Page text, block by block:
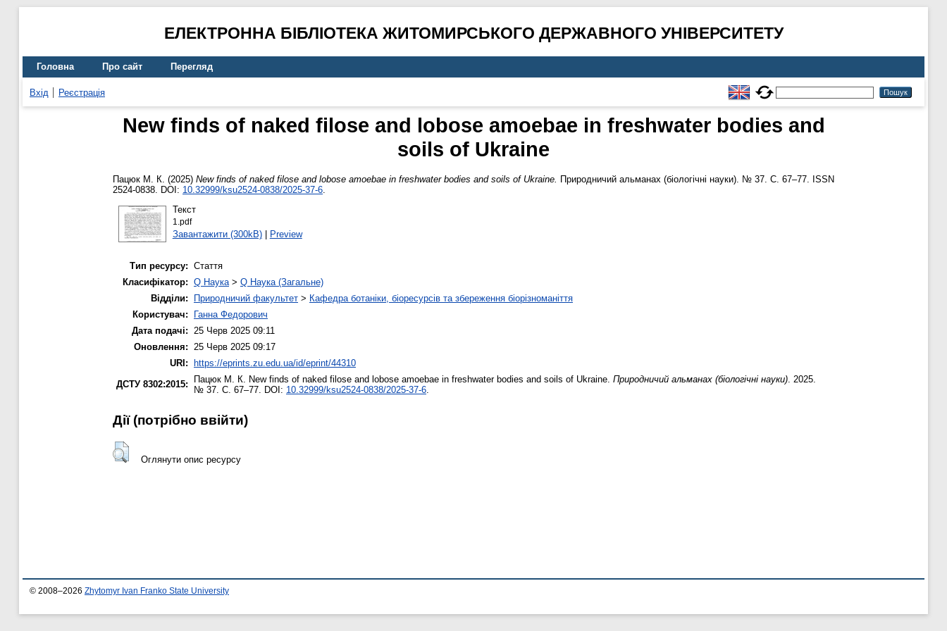
ЕЛЕКТРОННА БІБЛІОТЕКА ЖИТОМИРСЬКОГО ДЕРЖАВНОГО УНІВЕРСИТЕТУ
Головна Про сайт Перегляд
Вхід Реєстрація
New finds of naked filose and lobose amoebae in freshwater bodies and
soils of Ukraine
Пацюк М. К. (2025) New finds of naked filose and lobose amoebae in freshwater bodies and soils of Ukraine. Природничий альманах (біологічні науки). № 37. С. 67–77. ISSN
2524-0838. DOI: 10.32999/ksu2524-0838/2025-37-6.
Текст
1.pdf
Завантажити (300kB)| Preview
Тип ресурсу: Стаття
Класифікатор: Q Наука> Q Наука (Загальне)
Відділи:
Природничий факультет > Кафедра ботаніки, біоресурсів та збереження біорізноманіття
Користувач:
Ганна Федорович
Дата подачі: 25 Черв 2025 09:11
Оновлення: 25 Черв 2025 09:17
URI:
https://eprints.zu.edu.ua/id/eprint/44310
ДСТУ 8302:2015:
Пацюк М. К. New finds of naked filose and lobose amoebae in freshwater bodies and soils of Ukraine. Природничий альманах (біологічні науки). 2025.
№ 37. С. 67–77. DOI: 10.32999/ksu2524-0838/2025-37-6.
Дії ​​(потрібно ввійти)
Оглянути опис ресурсу
© 2008–2026 Zhytomyr Ivan Franko State University